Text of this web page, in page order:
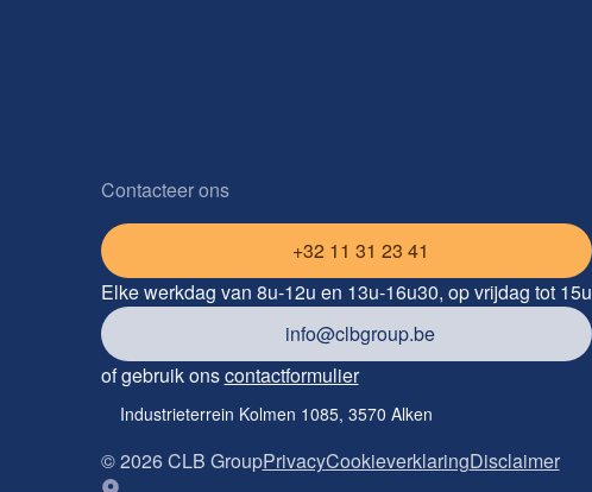
Contacteer ons
+32 11 31 23 41
Elke werkdag van 8u-12u en 13u-16u30, op vrijdag tot 15u
info@clbgroup.be
of gebruik onscontactformulier
Industrieterrein Kolmen 1085, 3570 Alken
©2026CLB GroupPrivacyCookieverklaringDisclaimer